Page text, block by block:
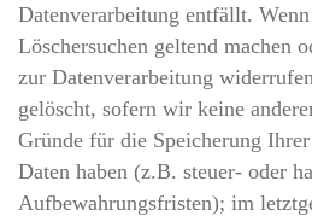
Datenverarbeitung entfällt.
Löschersuchen geltend machen
zur Datenverarbeitung
gelöscht, sofern wir keine
Gründe für die Speicherung Ihrer
Daten haben (z.B. steuer- oder
Aufbewahrungsfristen); im